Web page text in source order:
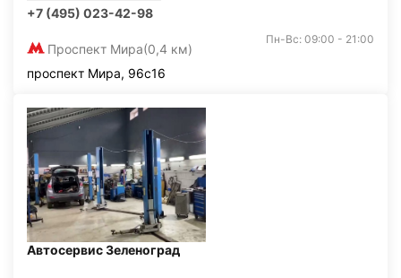
+7 (495) 023-42-98
Проспект Мира(0,4 км)
Пн-Вс: 09:00 - 21:00
проспект Мира, 96с16
Автосервис Зеленоград